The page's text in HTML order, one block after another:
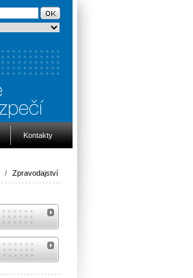
Kontakty
/ Zpravodajství